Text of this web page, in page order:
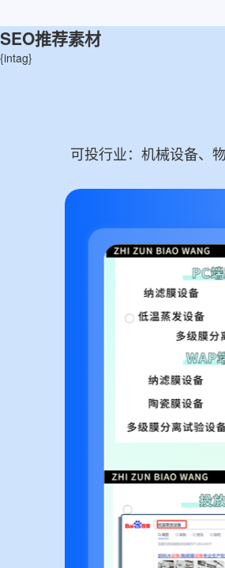
SEO推荐素材
{intag}
可投行业：机械设备、